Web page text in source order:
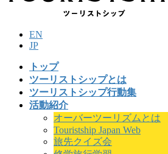
動
に
EN
JP
トップ
ツーリストシップとは
ツーリストシップ行動集
活動紹介
オーバーツーリズムとは
Touristship Japan Web
旅先クイズ会